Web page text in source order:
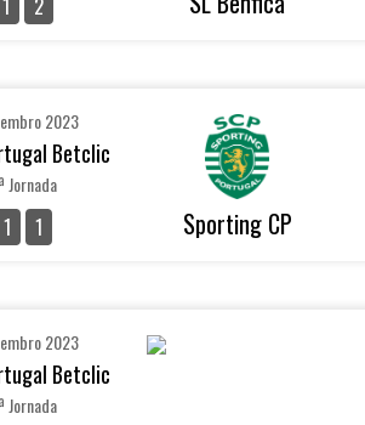
1 2
2023
Betclic
Jornada
1 1 Sporting CP
2023
Betclic
Jornada